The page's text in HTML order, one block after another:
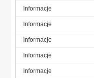
Informacje
Informacje
Informacje
Informacje
Informacje